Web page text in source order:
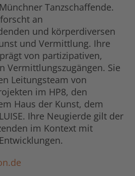
Tanzschaffende.
an
und körperdiversen
und Vermittlung. Ihre
von partizipativen,
Vermittlungszugängen. Sie
Leitungsteam von
im HP8, den
Haus der Kunst, dem
Ihre Neugierde gilt der
im Kontext mit